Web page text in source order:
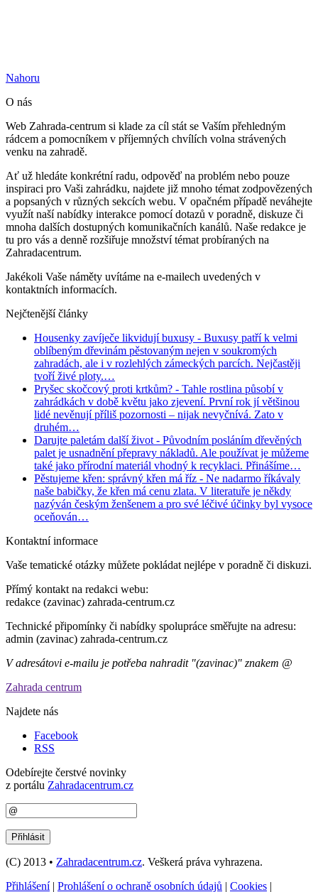
Nahoru
O nás
Web Zahrada-centrum si klade za cíl stát se Vaším přehledným
rádcem a pomocníkem v příjemných chvílích volna strávených
venku na zahradě.
Ať už hledáte konkrétní radu, odpověď na problém nebo pouze
inspiraci pro Vaši zahrádku, najdete již mnoho témat zodpovězených
a popsaných v různých sekcích webu. V opačném případě neváhejte
využít naší nabídky interakce pomocí dotazů v poradně, diskuze či
mnoha dalších dostupných komunikačních kanálů. Naše redakce je
tu pro vás a denně rozšiřuje množství témat probíraných na
Zahradacentrum.
Jakékoli Vaše náměty uvítáme na e-mailech uvedených v
kontaktních informacích.
Nejčtenější články
Housenky zavíječe likvidují buxusy - Buxusy patří k velmi
oblíbeným dřevinám pěstovaným nejen v soukromých
zahradách, ale i v rozlehlých zámeckých parcích. Nejčastěji
tvoří živé ploty.…
Pryšec skočcový proti krtkům? - Tahle rostlina působí v
zahrádkách v době květu jako zjevení. První rok jí většinou
lidé nevěnují příliš pozornosti – nijak nevyčnívá. Zato v
druhém…
Darujte paletám další život - Původním posláním dřevěných
palet je usnadnění přepravy nákladů. Ale používat je můžeme
také jako přírodní materiál vhodný k recyklaci. Přinášíme…
Pěstujeme křen: správný křen má říz - Ne nadarmo říkávaly
naše babičky, že křen má cenu zlata. V literatuře je někdy
nazýván českým ženšenem a pro své léčivé účinky byl vysoce
oceňován…
Kontaktní informace
Vaše tematické otázky můžete pokládat nejlépe v poradně či diskuzi.
Přímý kontakt na redakci webu:
redakce (zavinac) zahrada-centrum.cz
Technické připomínky či nabídky spolupráce směřujte na adresu:
admin (zavinac) zahrada-centrum.cz
V adresátovi e-mailu je potřeba nahradit "(zavinac)" znakem @
Zahrada centrum
Najdete nás
Facebook
RSS
Odebírejte čerstvé novinky
z portálu Zahradacentrum.cz
(C) 2013 • Zahradacentrum.cz. Veškerá práva vyhrazena.
Přihlášení| Prohlášení o ochraně osobních údajů | Cookies |